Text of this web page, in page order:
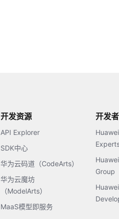
开发资源
API Explorer
SDK中心
华为云码道（CodeArts）
华为云魔坊
（ModelArts）
MaaS模型即服务
开发
Group